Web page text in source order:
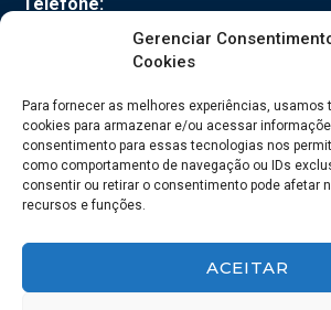
Gerenciar
Cookies
Para fornecer as melhores experiências,
cookies para armazenar e/ou acessar
consentimento para essas tecnologias nos
como comportamento de navegação ou IDs
consentir ou retirar o consentimento pode afetar
recursos e funções.
ACEITAR
(11) 3500-3500
Redes Sociais